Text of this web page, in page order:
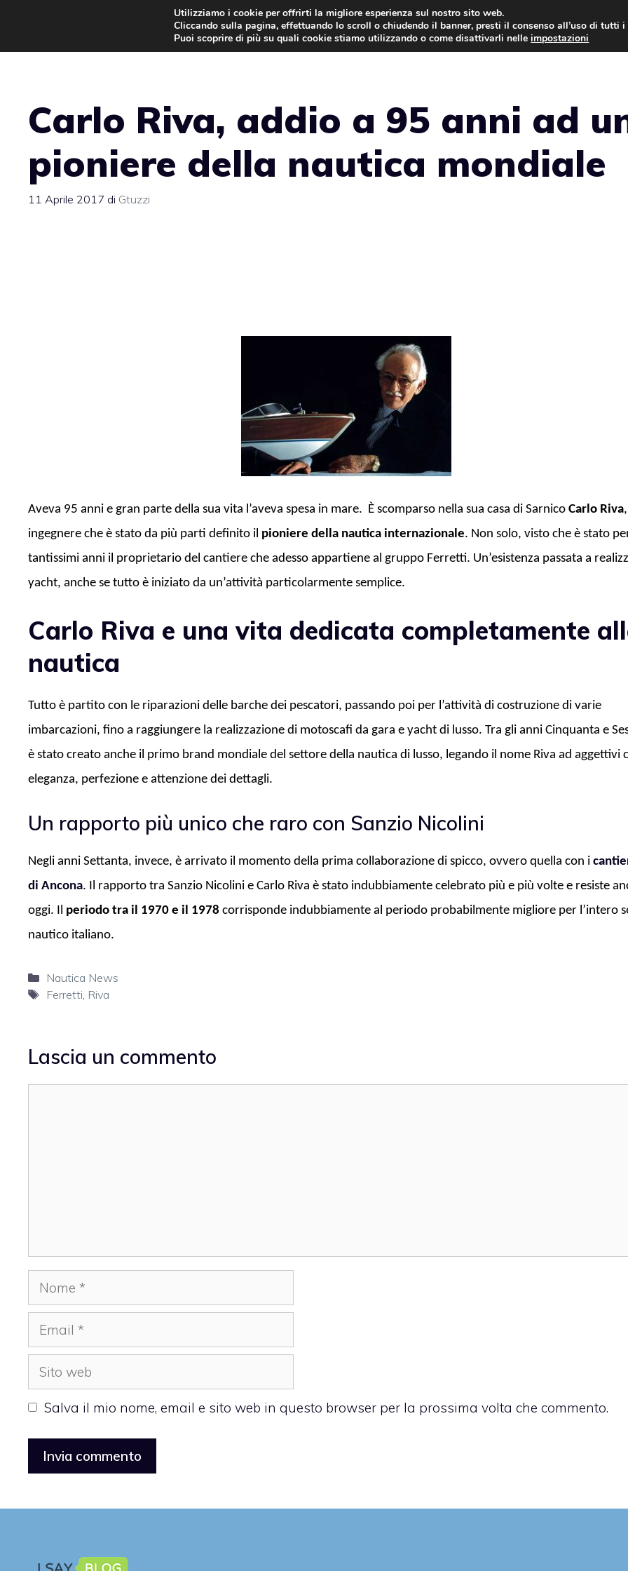
contenuto
NEWS LEGGI & NORMATIVE
Carlo Riva, addio a 95 anni ad
pioniere della nautica mondiale
11 Aprile 2017 di Gtuzzi
Aveva 95 anni e gran parte della sua vita l’aveva spesa in mare. È scomparso nella sua casa di Sarnico Carlo Riva
ingegnere che è stato da più parti definito il pioniere della nautica internazionale. Non solo, visto che è stato
tantissimi anni il proprietario del cantiere che adesso appartiene al gruppo Ferretti. Un’esistenza passata a
yacht, anche se tutto è iniziato da un’attività particolarmente semplice.
Carlo Riva e una vita dedicata completamente
nautica
Tutto è partito con le riparazioni delle barche dei pescatori, passando poi per l’attività di costruzione di varie
imbarcazioni, fino a raggiungere la realizzazione di motoscafi da gara e yacht di lusso. Tra gli anni Cinquanta e
è stato creato anche il primo brand mondiale del settore della nautica di lusso, legando il nome Riva ad aggettivi
eleganza, perfezione e attenzione dei dettagli.
Un rapporto più unico che raro con Sanzio Nicolini
Negli anni Settanta, invece, è arrivato il momento della prima collaborazione di spicco, ovvero quella con i
di Ancona. Il rapporto tra Sanzio Nicolini e Carlo Riva è stato indubbiamente celebrato più e più volte e resiste
oggi. Il periodo tra il 1970 e il 1978 corrisponde indubbiamente al periodo probabilmente migliore per l’intero
nautico italiano.
Categorie
Nautica News
Tag
Ferretti Riva
Lascia un commento
Nome
Email
Sito
web
Salva il mio nome, email e sito web in questo browser per la prossima volta che commento.
Utilizziamo i cookie per offrirti la migliore esperienza sul nostro sito web.
Cliccando sulla pagina, effettuando lo scroll o chiudendo il banner, presti il consenso all’uso di tutti i
Puoi scoprire di più su quali cookie stiamo utilizzando o come disattivarli nelleimpostazioni